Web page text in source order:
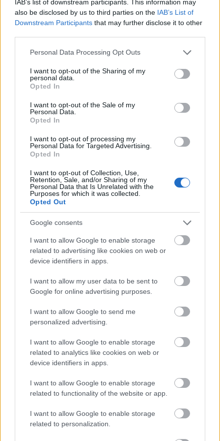
IAB’s list of downstream participants. This information may
also be disclosed by us to third parties on the IAB’s List of
Downstream Participants that may further disclose it to other
Please note that this website/app uses one or more Google
not limited to your visit or usage behaviour. You may click to
grant or deny consent to Google and its third-party tags to
use your data for below specified purposes in below Google
consent section.
Personal Data Processing Opt Outs
I want to opt-out of the Sharing of my
personal data.
Opted In
I want to opt-out of the Sale of my
Personal Data.
Opted In
I want to opt-out of processing my
Personal Data for Targeted Advertising.
Opted In
I want to opt-out of Collection, Use,
Retention, Sale, and/or Sharing of my
Personal Data that Is Unrelated with the
Purposes for which it was collected.
Opted Out
Google consents
I want to allow Google to enable storage
related to advertising like cookies on web or
device identifiers in apps.
I want to allow my user data to be sent to
Google for online advertising purposes.
I want to allow Google to send me
personalized advertising.
I want to allow Google to enable storage
related to analytics like cookies on web or
device identifiers in apps.
I want to allow Google to enable storage
related to functionality of the website or app.
I want to allow Google to enable storage
related to personalization.
közül választhat. Emellett a kétkezi munkához is kell
érzék, de ez fejleszthető.
gyerekeket, akikben van elhivatottság,
elhozzam az iskolából, hogy nálam
szerezzenek gyakorlatot. Az a
tapasztalatom, hogy abból lehet jó
Rendszeresen részt veszek képzéseken, többször
voltam már Németországban pályázati
lehetőségnek köszönhetően építőipari oktatási
szakértőknek szervezett szakmai tanulmányúton,
ahol mélyen beleláttam a kint jól felépített oktatási
rendszerbe, így ezáltal, mint jó példát próbálom
beépíteni és továbbadni a nálam gyakorlati
oktatásban részt vevő fiataloknak. Van hova
rendszert, ami tapasztalaton, valós tudáson alapuló,
kiszámítható, magas színvonalú oktatást nyújtva
Nem gondoltál arra, hogy külföldre menj
Annál sokkal erősebben kötődöm Magyaroszághoz.
Voltam én is kint többször, és értem, miért vágynak
ki sokan. Nem csak a pénz miatt, hanem mert az
egész rendszer más, a kétkezi szakmáknak
presztízsük van. Ez már az oktatásban is érződik, ott
nem azért megy valaki ácsnak, mert máshova nem
vették fel. Ám az, amit külföldön, leginkább